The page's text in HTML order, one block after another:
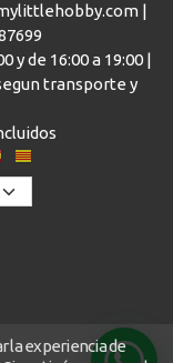
|
y de 16:00 a 19:00 |
transporte y
la experiencia de